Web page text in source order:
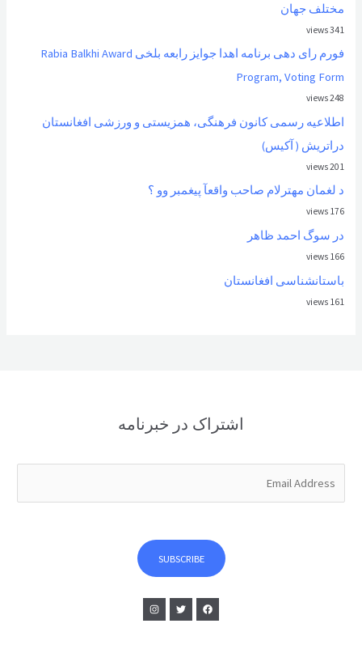
مختلف جهان
341 views
فورم رای دهی برنامه اهدا جوایز رابعه بلخی Rabia Balkhi Award
Program, Voting Form
248 views
اطلاعیه رسمی کانون فرهنگی، همزیستی و ورزشی افغانستان
دراتریش ( آکیس)
201 views
د لغمان مهترلام صاحب واقعآ پیغمبر وو ؟
176 views
در سوگ احمد ظاهر
166 views
باستانشناسی افغانستان
161 views
اشتراک در خبرنامه
SUBSCRIBE